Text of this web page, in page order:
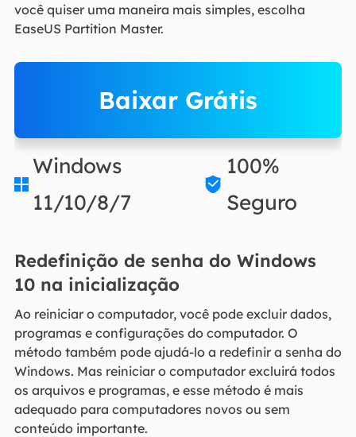
você quiser uma maneira mais simples, escolha
EaseUS Partition Master.
Baixar Grátis

Windows
11/10/8/7

100%
Seguro
Redefinição de senha do Windows
10 na inicialização
Ao reiniciar o computador, você pode excluir dados,
programas e configurações do computador. O
método também pode ajudá-lo a redefinir a senha do
Windows. Mas reiniciar o computador excluirá todos
os arquivos e programas, e esse método é mais
adequado para computadores novos ou sem
conteúdo importante.